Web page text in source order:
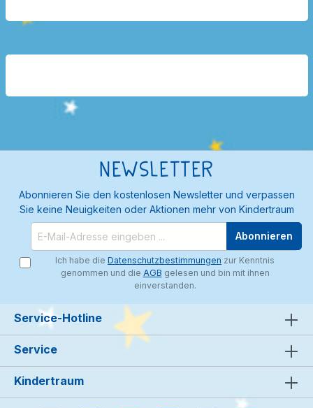
Newsletter
Abonnieren Sie den kostenlosen Newsletter und verpassen
Sie keine Neuigkeiten oder Aktionen mehr von Kindertraum
Abonnieren
Ich habe die Datenschutzbestimmungen zur Kenntnis
genommen und die AGB gelesen und bin mit ihnen
einverstanden.
Service-Hotline
Service
Kindertraum